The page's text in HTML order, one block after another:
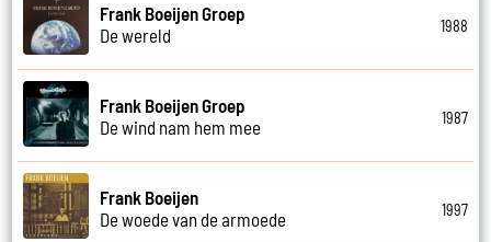
Frank Boeijen Groep
De wereld
1988
Frank Boeijen Groep
De wind nam hem mee
1987
Frank Boeijen
De woede van de armoede
1997